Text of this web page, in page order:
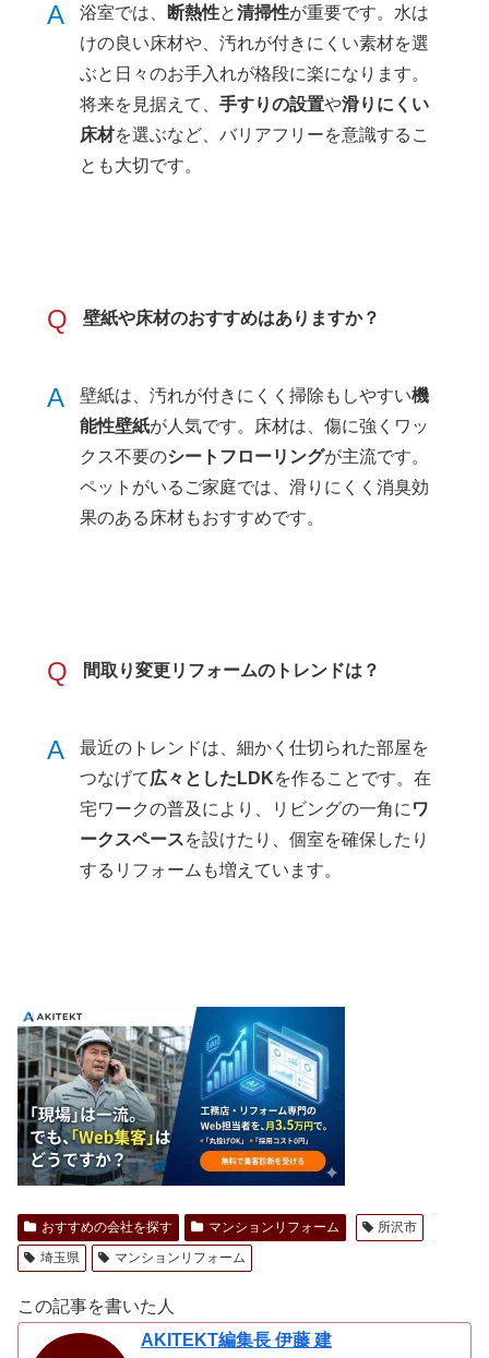
A 浴室では、 断熱性と清掃性が重要です。水は
けの良い床材や、汚れが付きにくい素材を選
ぶと日々のお手入れが格段に楽になります。
将来を見据えて、手すりの設置や滑りにくい
床材を選ぶなど、バリアフリーを意識するこ
とも大切です。
Q 壁紙や床材のおすすめはありますか？
A 壁紙は、汚れが付きにくく掃除もしやすい機
能性壁紙が人気です。床材は、傷に強くワッ
クス不要のシートフローリングが主流です。
ペットがいるご家庭では、滑りにくく消臭効
果のある床材もおすすめです。
Q 間取り変更リフォームのトレンドは？
A
最近のトレンドは、細かく仕切られた部屋を
つなげて広々としたLDKを作ることです。在
宅ワークの普及により、リビングの一角に ワ
ークスペースを設けたり、個室を確保したり
するリフォームも増えています。
おすすめの会社を探す マンションリフォーム
所沢市
埼玉県
マンションリフォーム
この記事を書いた人
AKITEKT編集長 伊藤 建